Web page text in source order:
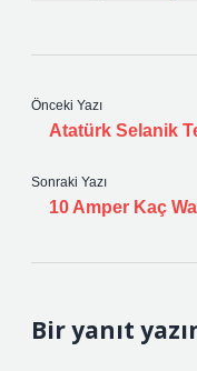
Önceki Yazı
Atatürk Selanik
Sonraki Yazı
10 Amper Kaç
Bir yanıt